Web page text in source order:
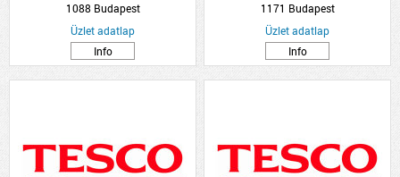
1088 Budapest
Üzlet adatlap
Info
1171 Budapest
Üzlet adatlap
Info